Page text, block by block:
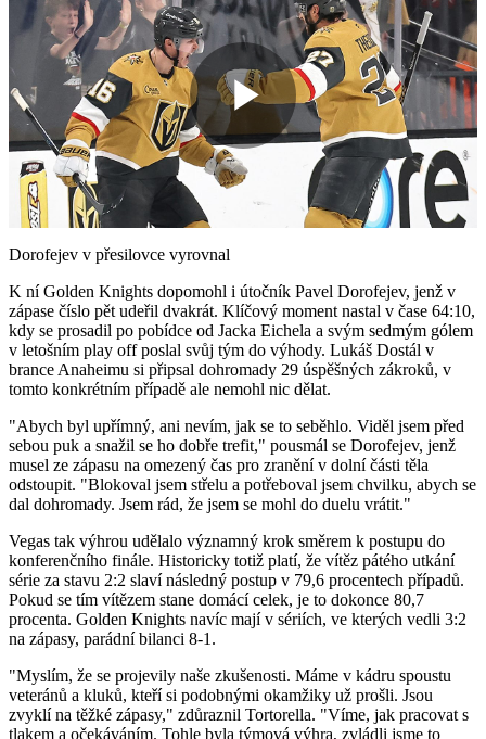
Play
Dorofejev v přesilovce vyrovnal
K ní Golden Knights dopomohl i útočník Pavel Dorofejev, jenž v
zápase číslo pět udeřil dvakrát. Klíčový moment nastal v čase 64:10,
kdy se prosadil po pobídce od Jacka Eichela a svým sedmým gólem
v letošním play off poslal svůj tým do výhody. Lukáš Dostál v
brance Anaheimu si připsal dohromady 29 úspěšných zákroků, v
tomto konkrétním případě ale nemohl nic dělat.
"Abych byl upřímný, ani nevím, jak se to seběhlo. Viděl jsem před
sebou puk a snažil se ho dobře trefit," pousmál se Dorofejev, jenž
musel ze zápasu na omezený čas pro zranění v dolní části těla
odstoupit. "Blokoval jsem střelu a potřeboval jsem chvilku, abych se
dal dohromady. Jsem rád, že jsem se mohl do duelu vrátit."
Vegas tak výhrou udělalo významný krok směrem k postupu do
konferenčního finále. Historicky totiž platí, že vítěz pátého utkání
série za stavu 2:2 slaví následný postup v 79,6 procentech případů.
Pokud se tím vítězem stane domácí celek, je to dokonce 80,7
procenta. Golden Knights navíc mají v sériích, ve kterých vedli 3:2
na zápasy, parádní bilanci 8-1.
"Myslím, že se projevily naše zkušenosti. Máme v kádru spoustu
veteránů a kluků, kteří si podobnými okamžiky už prošli. Jsou
zvyklí na těžké zápasy," zdůraznil Tortorella. "Víme, jak pracovat s
tlakem a očekáváním. Tohle byla týmová výhra, zvládli jsme to